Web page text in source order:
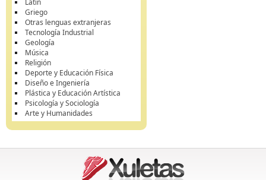
Latín
Griego
Otras lenguas extranjeras
Tecnología Industrial
Geología
Música
Religión
Deporte y Educación Física
Diseño e Ingeniería
Plástica y Educación Artística
Psicología y Sociología
Arte y Humanidades